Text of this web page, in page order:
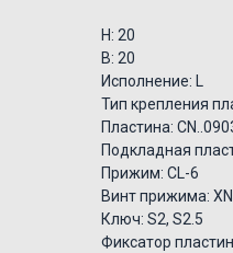
H: 20
B: 20
Исполнение: L
Тип крепления
Пластина:
Подкладная
Прижим: CL-6
Винт прижима:
Ключ: S2, S2.5
Фиксатор